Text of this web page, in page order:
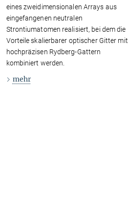
eines zweidimensionalen Arrays aus
eingefangenen neutralen
Strontiumatomen realisiert, bei dem die
Vorteile skalierbarer optischer Gitter mit
hochpräzisen Rydberg-Gattern
kombiniert werden.
mehr